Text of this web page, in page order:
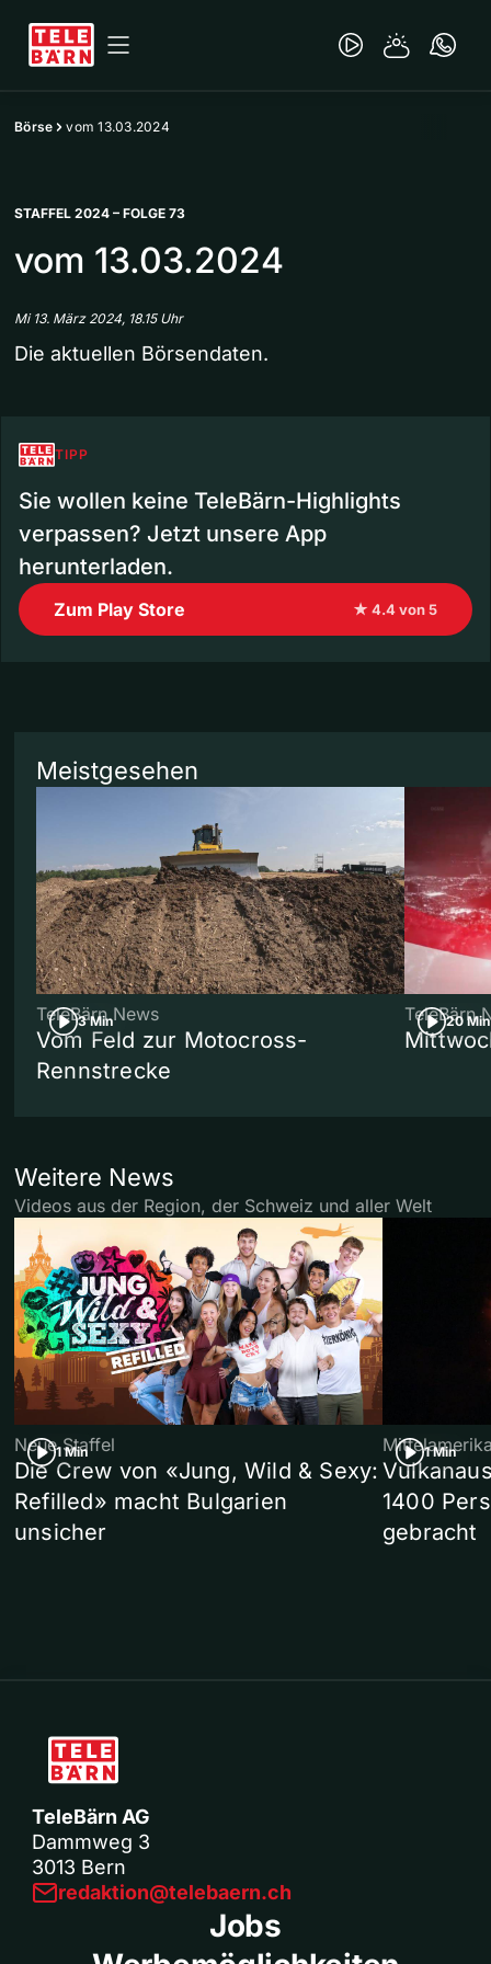
Börse vom 13.03.2024
STAFFEL 2024 – FOLGE 73
vom 13.03.2024
Mi 13. März 2024, 18.15 Uhr
Die aktuellen Börsendaten.
TIPP
Sie wollen keine TeleBärn-Highlights
verpassen? Jetzt unsere App
herunterladen.
Zum Play Store ★ 4.4 von 5
Meistgesehen
3 Min
TeleBärn News
Vom Feld zur Motocross-
Rennstrecke
20 Min
TeleBärn
Weitere News
Videos aus der Region, der Schweiz und aller Welt
1 Min
Neue Staffel
Die Crew von «Jung, Wild & Sexy:
Refilled» macht Bulgarien
unsicher
1 Min
1400
gebracht
TeleBärn AG
Dammweg 3
3013 Bern
redaktion@telebaern.ch
Jobs